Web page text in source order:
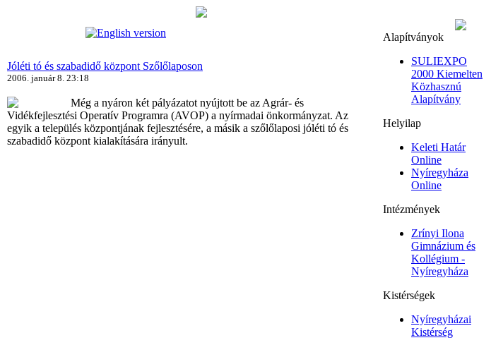
Jóléti tó és szabadidő központ Szőlőlaposon
2006. január 8. 23:18
Még a nyáron két pályázatot nyújtott be az Agrár- és
Vidékfejlesztési Operatív Programra (AVOP) a nyírmadai önkormányzat. Az
egyik a település központjának fejlesztésére, a másik a szőlőlaposi jóléti tó és
szabadidő központ kialakítására irányult.
Alapítványok
SULIEXPO
2000 Kiemelten
Közhasznú
Alapítvány
Helyilap
Keleti Határ
Online
Nyíregyháza
Online
Intézmények
Zrínyi Ilona
Gimnázium és
Kollégium -
Nyíregyháza
Kistérségek
Nyíregyházai
Kistérség